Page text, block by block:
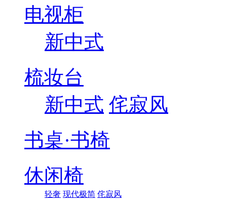
电视柜
新中式
梳妆台
新中式 侘寂风
书桌·书椅
休闲椅
轻奢 现代极简 侘寂风